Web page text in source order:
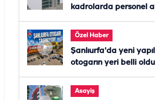
kadrolarda personel
Özel Haber
Şanlıurfa'da yeni
otogarın yeri belli
Asayiş